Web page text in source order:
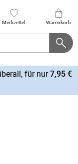
Merkzettel Warenkorb
für nur7,95 €